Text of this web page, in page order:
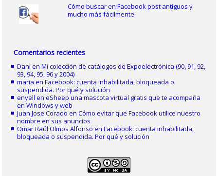
Cómo buscar en Facebook post antiguos y
mucho más fácilmente
Comentarios recientes
Dani enMi colección de catálogos de Expoelectrónica (90, 91, 92,
93, 94, 95, 96 y 2004)
maria enFacebook: cuenta inhabilitada, bloqueada o
suspendida. Por qué y solución
enyell eneSheep una mascota virtual gratis que te acompaña
en Windows y web
Juan Jose Corado enCómo evitar que Facebook utilice nuestro
nombre en sus anuncios
Omar Raúl Olmos Alfonso enFacebook: cuenta inhabilitada,
bloqueada o suspendida. Por qué y solución